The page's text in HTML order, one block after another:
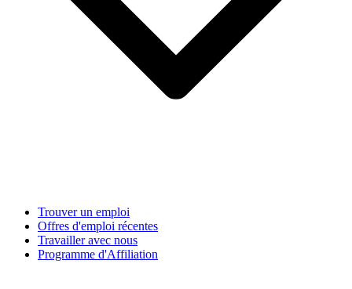
Trouver un emploi
Offres d'emploi récentes
Travailler avec nous
Programme d'Affiliation